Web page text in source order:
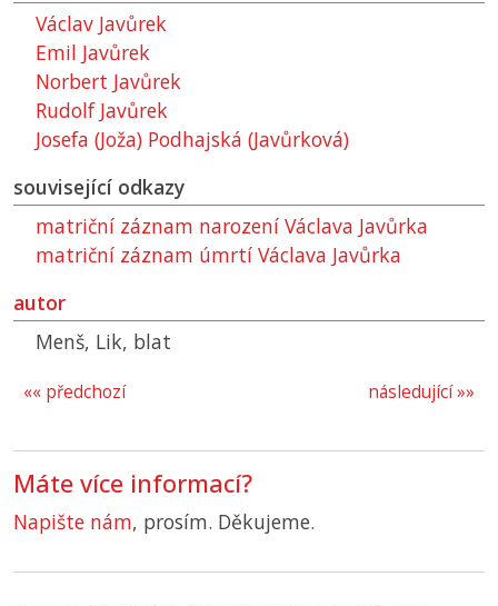
Václav Javůrek
Emil Javůrek
Norbert Javůrek
Rudolf Javůrek
Josefa (Joža) Podhajská (Javůrková)
související odkazy
matriční záznam narození Václava Javůrka
matriční záznam úmrtí Václava Javůrka
autor
Menš, Lik, blat
následující »»
«« předchozí
Máte více informací?
Napište nám, prosím. Děkujeme.